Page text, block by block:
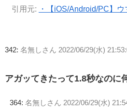
引用元:
・【iOS/Android/PC】
342: 名無しさん 2022/06/29(水)
アガッてきたって1.8秒なのに
364: 名無しさん 2022/06/29(水)